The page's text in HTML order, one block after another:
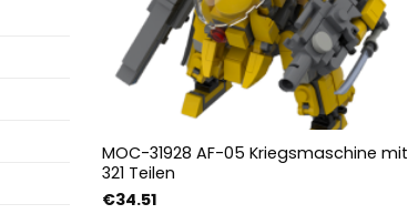
MOC-31928 AF-05 Kriegsmaschine mit
321 Teilen
€34.51